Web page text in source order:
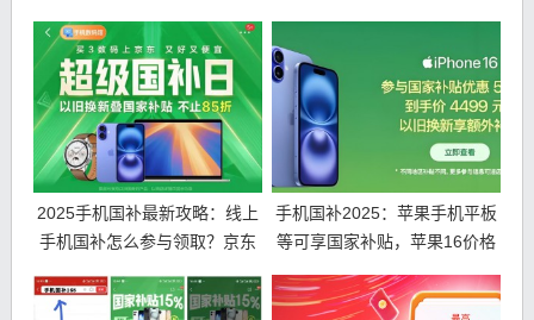
2025手机国补最新攻略：线上
手机国补怎么参与领取？京东
骤！
手机国补2025：苹果手机平板
等可享国家补贴，苹果16价格